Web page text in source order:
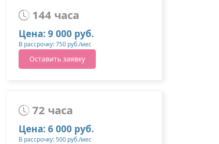
144 часа
Цена: 9 000 руб.
В рассрочку: 750 руб./мес
Оставить заявку
72 часа
Цена: 6 000 руб.
В рассрочку: 500 руб./мес